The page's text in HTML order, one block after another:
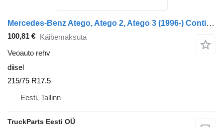
Mercedes-Benz Atego, Atego 2, Atego 3 (1996-) Continental Atego 815 (01.98-12.04)
100,81 € Käibemaksuta
Veoauto rehv
diisel
215/75 R17.5
Eesti, Tallinn
TruckParts Eesti OÜ